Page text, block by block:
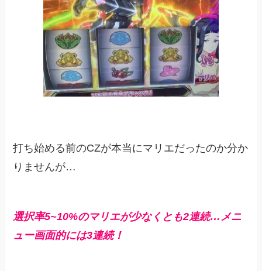
打ち始める前のCZが本当にマリエだったのか分か
りませんが…
選択率5~10%のマリエが少なくとも2連続…メニ
ュー画面的には3連続！